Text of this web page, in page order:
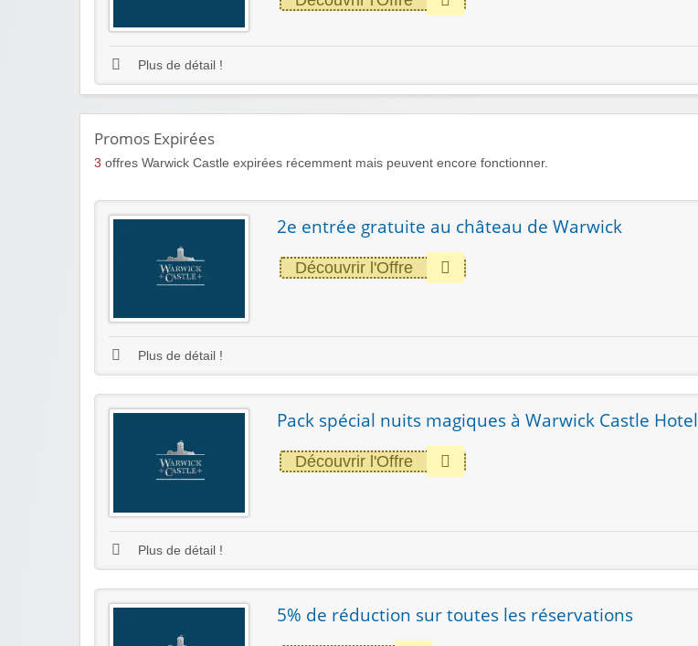
Plus de détail !
Promos Expirées
3 offres Warwick Castle expirées récemment mais peuvent encore fonctionner.
2e entrée gratuite au château de Warwick
Découvrir l'Offre
Plus de détail !
Pack spécial nuits magiques à Warwick Castle Hotel
Découvrir l'Offre
Plus de détail !
5% de réduction sur toutes les réservations